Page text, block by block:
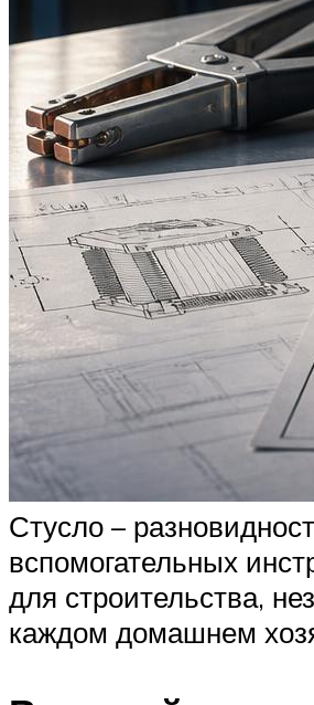
Стусло –
вспомогательных
для строительства,
каждом домашнем